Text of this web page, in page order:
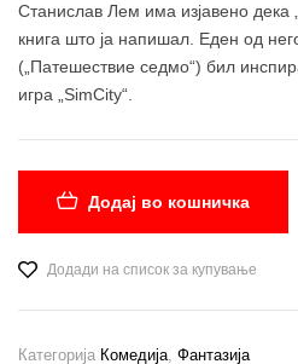
Станислав Лем има изјавено дека
книга што ја напишал. Еден од
(„Патешествие седмо“) бил
игра „SimCity“.
Додај во кошничка
Додади на список за купување
Категорија Комедија, Фантазија